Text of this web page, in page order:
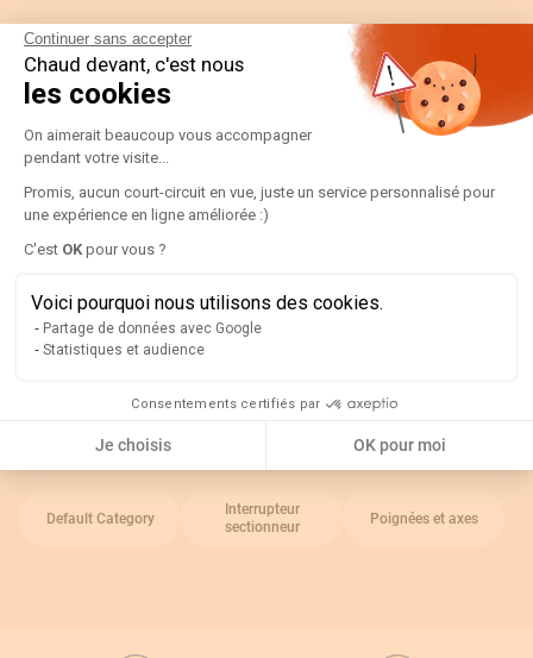
Continuer sans accepter
Chaud devant, c'est nous
les cookies
Plateforme de Gestion du
On aimerait beaucoup vous accompagner
pendant votre visite...
Promis, aucun court-circuit en vue, juste un service personnalisé pour
une expérience en ligne améliorée :)
C'est OK pour vous ?
Voici pourquoi nous utilisons des cookies.
Partage de données avec Google
Statistiques et audience
Consentements certifiés par
Je choisis OK pour moi
Informations techniques
Détails
Série : 1400
Longueur : 320mm
A utiliser avec :
Type d'accessoire : Axe pour poignée externe
Catégories associées
Default Category
Interrupteur
sectionneur
Poignées et axes